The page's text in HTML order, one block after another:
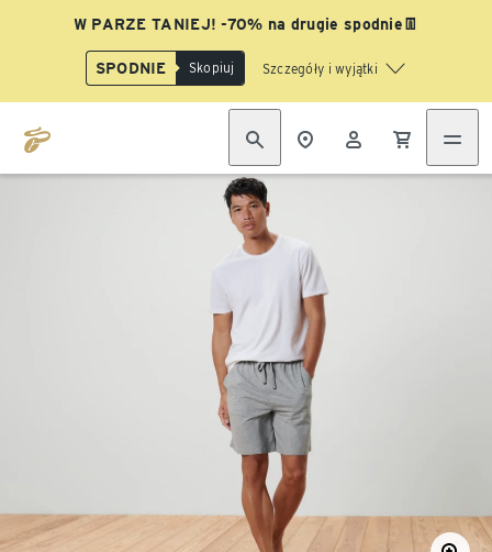
W PARZE TANIEJ! -70% na drugie spodnie👖
SPODNIE Skopiuj Szczegóły i wyjątki